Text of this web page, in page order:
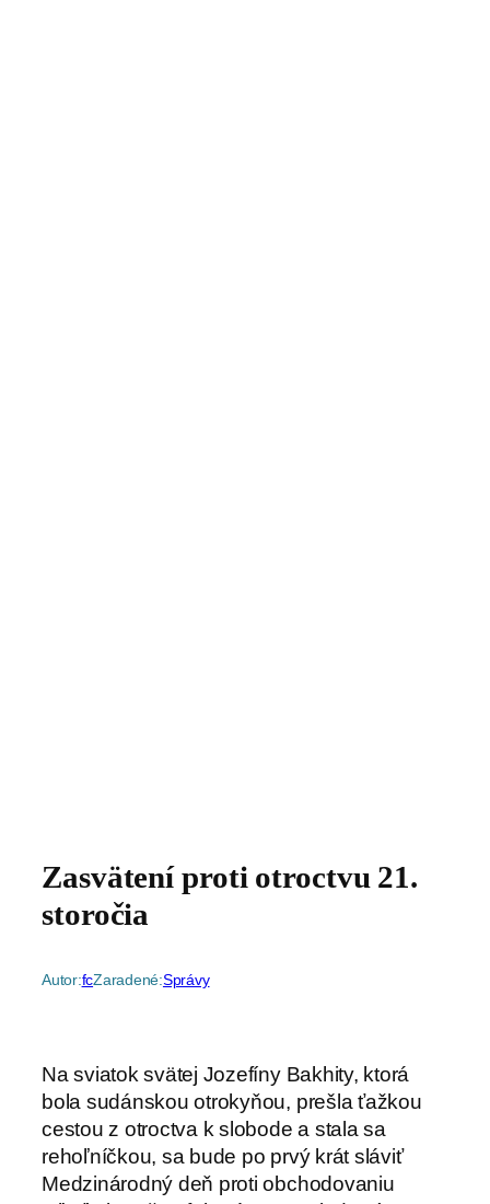
Zasvätení proti otroctvu 21.
storočia
Autor:fcZaradené:Správy
Na sviatok svätej Jozefíny Bakhity, ktorá
bola sudánskou otrokyňou, prešla ťažkou
cestou z otroctva k slobode a stala sa
rehoľníčkou, sa bude po prvý krát sláviť
Medzinárodný deň proti obchodovaniu